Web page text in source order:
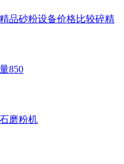
品砂粉设备价格比较碎精
850
磨粉机